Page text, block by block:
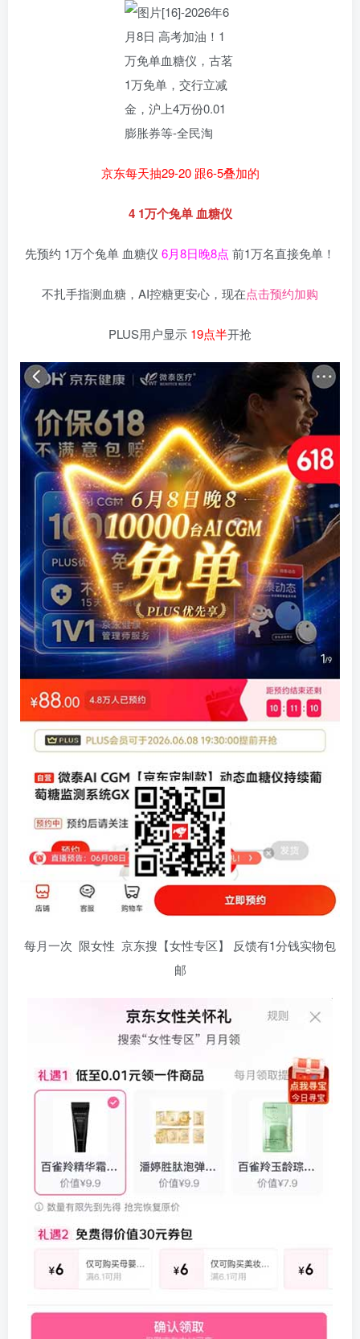
京东每天抽29-20 跟6-5叠加的
4 1万个兔单 血糖仪
先预约 1万个兔单 血糖仪 6月8日晚8点 前1万名直接免单！
不扎手指测血糖，AI控糖更安心，现在点击预约加购
PLUS用户显示 19点半开抢
每月一次 限女性 京东搜【女性专区】 反馈有1分钱实物包
邮